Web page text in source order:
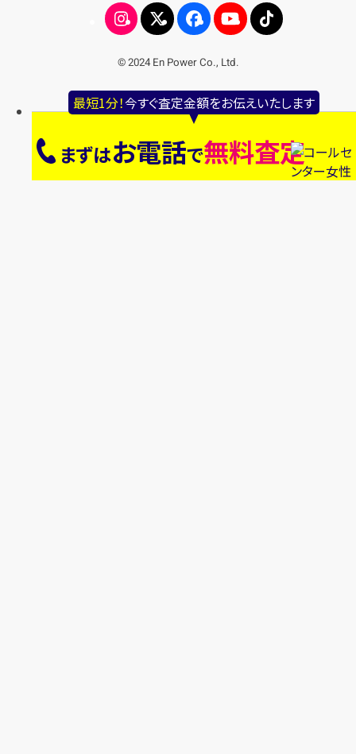
最短1分！今すぐ査定金額をお伝えいたします
まずはお電話で無料査定
© 2024 En Power Co., Ltd.